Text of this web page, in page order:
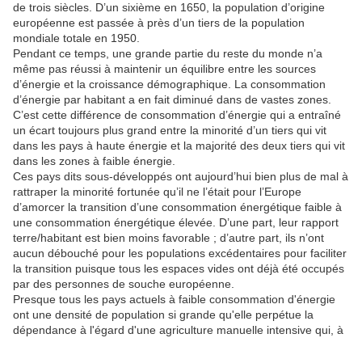
de trois siècles. D’un sixième en 1650, la population d’origine
européenne est passée à près d’un tiers de la population
mondiale totale en 1950.
Pendant ce temps, une grande partie du reste du monde n’a
même pas réussi à maintenir un équilibre entre les sources
d’énergie et la croissance démographique. La consommation
d’énergie par habitant a en fait diminué dans de vastes zones.
C’est cette différence de consommation d’énergie qui a entraîné
un écart toujours plus grand entre la minorité d’un tiers qui vit
dans les pays à haute énergie et la majorité des deux tiers qui vit
dans les zones à faible énergie.
Ces pays dits sous-développés ont aujourd’hui bien plus de mal à
rattraper la minorité fortunée qu’il ne l’était pour l’Europe
d’amorcer la transition d’une consommation énergétique faible à
une consommation énergétique élevée. D’une part, leur rapport
terre/habitant est bien moins favorable ; d’autre part, ils n’ont
aucun débouché pour les populations excédentaires pour faciliter
la transition puisque tous les espaces vides ont déjà été occupés
par des personnes de souche européenne.
Presque tous les pays actuels à faible consommation d'énergie
ont une densité de population si grande qu'elle perpétue la
dépendance à l'égard d'une agriculture manuelle intensive qui, à